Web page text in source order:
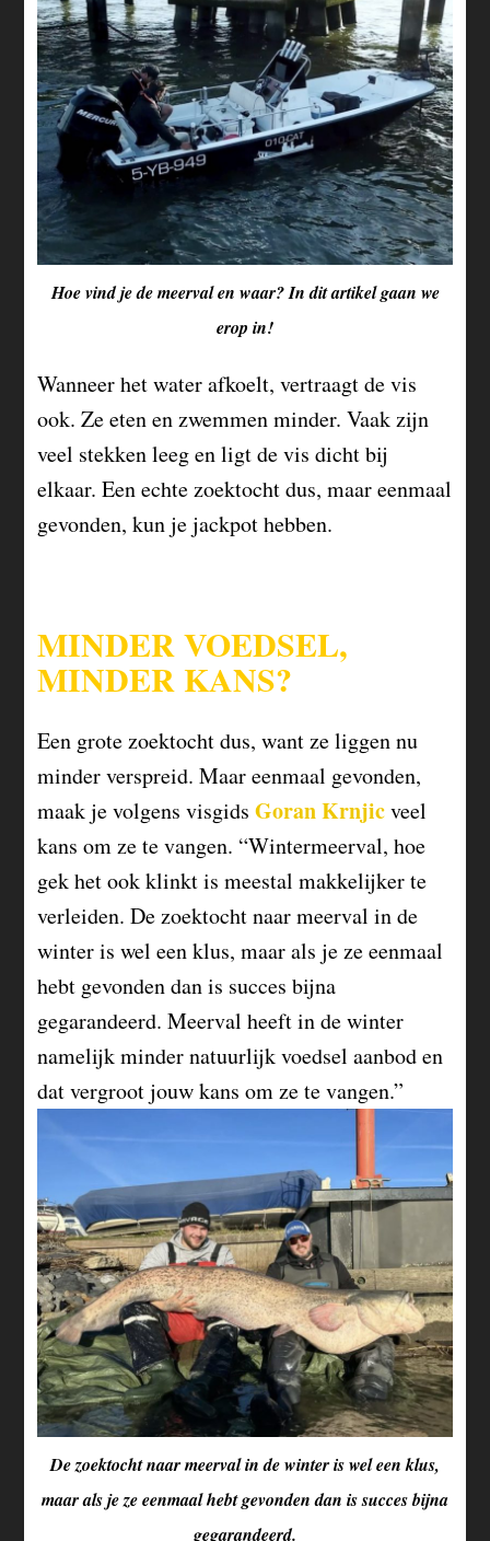
Hoe vind je de meerval en waar? In dit artikel gaan we
erop in!
Wanneer het water afkoelt, vertraagt de vis
ook. Ze eten en zwemmen minder. Vaak zijn
veel stekken leeg en ligt de vis dicht bij
elkaar. Een echte zoektocht dus, maar eenmaal
gevonden, kun je jackpot hebben.
MINDER VOEDSEL,
MINDER KANS?
Een grote zoektocht dus, want ze liggen nu
minder verspreid. Maar eenmaal gevonden,
maak je volgens visgidsGoran Krnjicveel
kans om ze te vangen. “Wintermeerval, hoe
gek het ook klinkt is meestal makkelijker te
verleiden. De zoektocht naar meerval in de
winter is wel een klus, maar als je ze eenmaal
hebt gevonden dan is succes bijna
gegarandeerd. Meerval heeft in de winter
namelijk minder natuurlijk voedsel aanbod en
dat vergroot jouw kans om ze te vangen.”
De zoektocht naar meerval in de winter is wel een klus,
maar als je ze eenmaal hebt gevonden dan is succes bijna
gegarandeerd.